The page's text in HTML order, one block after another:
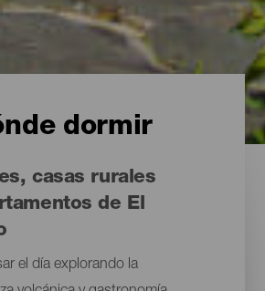
dormir
casas rurales
de El
el día explorando la